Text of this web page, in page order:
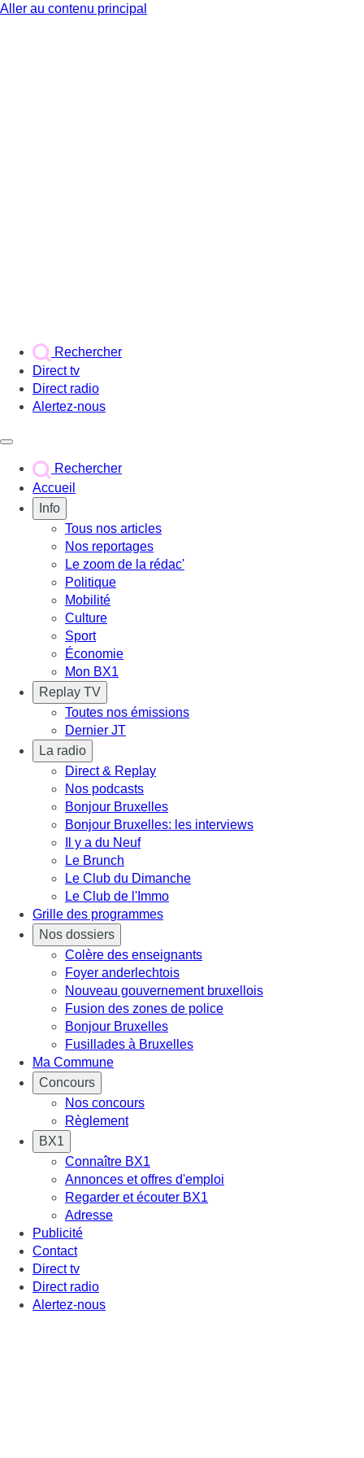
Aller au contenu principal
Rechercher
Direct tv
Direct radio
Alertez-nous
Rechercher
Accueil
Info
Tous nos articles
Nos reportages
Le zoom de la rédac'
Politique
Mobilité
Culture
Sport
Économie
Mon BX1
Replay TV
Toutes nos émissions
Dernier JT
La radio
Direct & Replay
Nos podcasts
Bonjour Bruxelles
Bonjour Bruxelles: les interviews
Il y a du Neuf
Le Brunch
Le Club du Dimanche
Le Club de l'Immo
Grille des programmes
Nos dossiers
Colère des enseignants
Foyer anderlechtois
Nouveau gouvernement bruxellois
Fusion des zones de police
Bonjour Bruxelles
Fusillades à Bruxelles
Ma Commune
Concours
Nos concours
Règlement
BX1
Connaître BX1
Annonces et offres d'emploi
Regarder et écouter BX1
Adresse
Publicité
Contact
Direct tv
Direct radio
Alertez-nous